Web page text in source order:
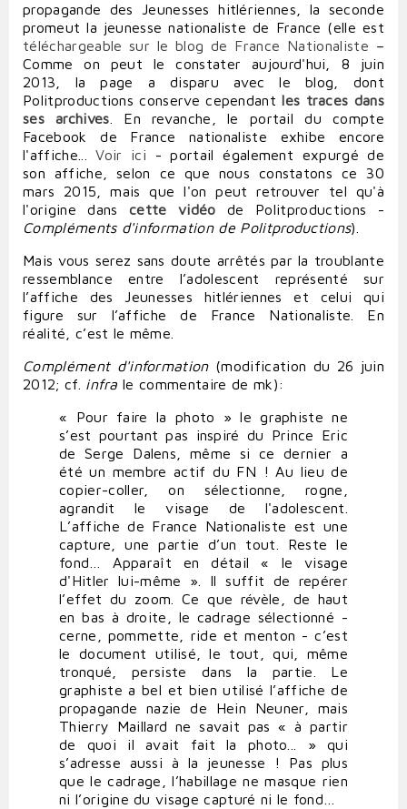
propagande des Jeunesses hitlériennes, la seconde
promeut la jeunesse nationaliste de France (elle est
téléchargeable sur le blog de France Nationaliste –
Comme on peut le constater aujourd'hui, 8 juin
2013, la page a disparu avec le blog, dont
Politproductions conserve cependant les traces dans
ses archives . En revanche, le portail du compte
Facebook de France nationaliste exhibe encore
l'affiche...Voir ici - portail également expurgé de
son affiche, selon ce que nous constatons ce 30
mars 2015, mais que l'on peut retrouver tel qu'à
l'originedans cette vidéo
de Politproductions -
Compléments d'information de Politproductions).
Mais vous serez sans doute arrêtés par la troublante
ressemblance entre l’adolescent représenté sur
l’affiche des Jeunesses hitlériennes et celui qui
figure sur l’affiche de France Nationaliste. En
réalité, c’est le même.
Complément d'information(modification du 26 juin
2012; cf. infra le commentaire de mk):
« Pour faire la photo » le graphiste ne
s’est pourtant pas inspiré du Prince Eric
de Serge Dalens, même si ce dernier a
été un membre actif du FN ! Au lieu de
copier-coller, on sélectionne, rogne,
agrandit le visage de l'adolescent.
L’affiche de France Nationaliste est une
capture, une partie d’un tout. Reste le
fond… Apparaît en détail « le visage
d'Hitler lui-même ». Il suffit de repérer
l’effet du zoom. Ce que révèle, de haut
en bas à droite, le cadrage sélectionné -
cerne, pommette, ride et menton - c’est
le document utilisé, le tout, qui, même
tronqué, persiste dans la partie. Le
graphiste a bel et bien utilisé l’affiche de
propagande nazie de Hein Neuner, mais
Thierry Maillard ne savait pas « à partir
de quoi il avait fait la photo... » qui
s’adresse aussi à la jeunesse ! Pas plus
que le cadrage, l’habillage ne masque rien
ni l’origine du visage capturé ni le fond…